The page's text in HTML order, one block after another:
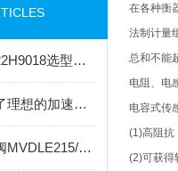
ROSS电磁阀C5022H9018选型注意事项
ATOS比例阀提供了理想的加速和减速特性
DUNGS​冬斯电磁阀MVDLE215/5选型依据
在各种衡
法制计量
总和不能
电阻、电
电容式传
(1)高阻抗
(2)可获得